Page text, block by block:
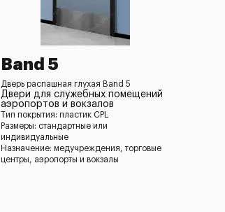
Band 5
Дверь распашная глухая Band 5
Двери для служебных помещений
аэропортов и вокзалов
Тип покрытия: пластик CPL
Размеры: стандартные или
индивидуальные
Назначение: медучреждения, торговые
центры, аэропорты и вокзалы